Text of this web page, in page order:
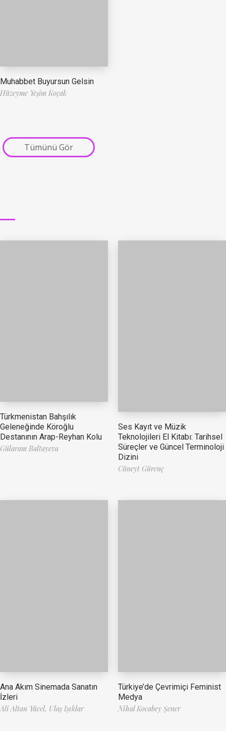
Muhabbet Buyursun Gelsin
Hüzeyme Yeşim Koçak
Tümünü Gör
Türkmenistan Bahşılık
Geleneğinde Köroğlu
Destanının Arap-Reyhan Kolu
Gülaram Baltayeva
Ses Kayıt ve Müzik
Teknolojileri El Kitabı: Tarihsel
Süreçler ve Güncel Terminoloji
Dizini
Cüneyt Gürenç
Ana Akım Sinemada Sanatın
İzleri
Ali Altan Yücel, Ulaş Işıklar
Türkiye’de Çevrimiçi Feminist
Medya
Nihal Kocabey Şener